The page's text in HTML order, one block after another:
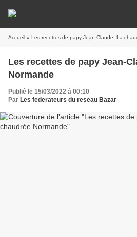
Accueil » Les recettes de papy Jean-Claude: La
Les recettes de papy Jean-Claude: La
Normande
Publié le 15/03/2022 à 00:10
Par Les federateurs du reseau Bazar